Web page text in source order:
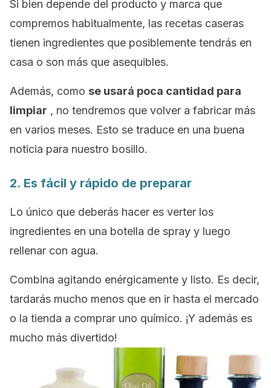
Si bien depende del producto y marca que
compremos habitualmente, las recetas caseras
tienen ingredientes que posiblemente tendrás en
casa o son más que asequibles.
Además, como se usará poca cantidad para
limpiar , no tendremos que volver a fabricar más
en varios meses. Esto se traduce en una buena
noticia para nuestro bosillo.
2. Es fácil y rápido de preparar
Lo único que deberás hacer es verter los
ingredientes en una botella de spray y luego
rellenar con agua.
Combina agitando enérgicamente y listo. Es decir,
tardarás mucho menos que en ir hasta el mercado
o la tienda a comprar uno químico. ¡Y además es
mucho más divertido!